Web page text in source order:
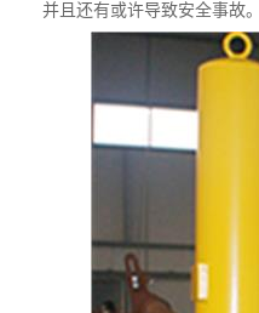
并且还有或许导致安全事故。